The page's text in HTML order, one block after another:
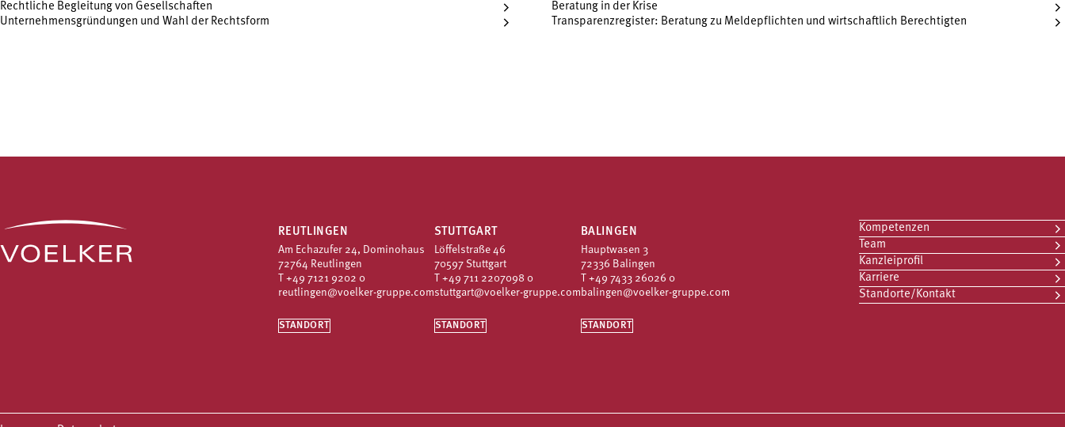
Rechtliche Begleitung von Gesellschaften
Unternehmensgründungen und Wahl der Rechtsform
Beratung in der Krise
Transparenzregister: Beratung zu Meldepflichten und wirtschaftlich Berechtigten
REUTLINGEN
Am Echazufer 24, Dominohaus
72764 Reutlingen
T +49 7121 9202 0
reutlingen@voelker-gruppe.com
STANDORT
STUTTGART
Löffelstraße 46
70597 Stuttgart
T +49 711 2207098 0
stuttgart@voelker-gruppe.com
STANDORT
BALINGEN
Hauptwasen 3
72336 Balingen
T +49 7433 26026 0
balingen@voelker-gruppe.com
STANDORT
Kompetenzen
Team
Kanzleiprofil
Karriere
Standorte/Kontakt